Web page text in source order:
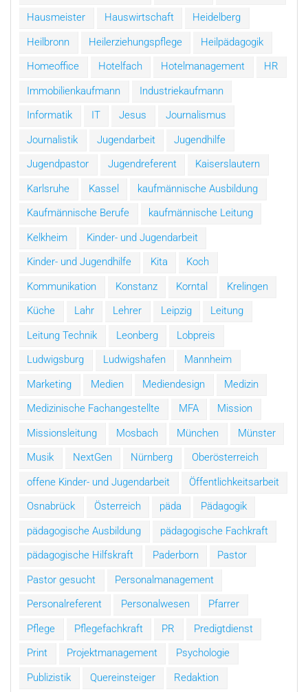
Hausmeister
Hauswirtschaft
Heidelberg
Heilbronn
Heilerziehungspflege
Heilpädagogik
Homeoffice
Hotelfach Hotelmanagement
HR
Immobilienkaufmann
Industriekaufmann
Informatik
IT Jesus
Journalismus
Journalistik
Jugendarbeit
Jugendhilfe
Jugendpastor
Jugendreferent
Kaiserslautern
Karlsruhe
Kassel
kaufmännische Ausbildung
Kaufmännische Berufe
kaufmännische Leitung
Kelkheim
Kinder- und Jugendarbeit
Kinder- und Jugendhilfe
Kita
Koch
Kommunikation
Konstanz Korntal
Krelingen
Küche
Lahr Lehrer Leipzig
Leitung
Leitung Technik
Leonberg
Lobpreis
Ludwigsburg
Ludwigshafen
Mannheim
Marketing
Medien Mediendesign
Medizin
Medizinische Fachangestellte
MFA
Mission
Missionsleitung
Mosbach München
Münster
Musik
NextGen Nürnberg
Oberösterreich
offene Kinder- und Jugendarbeit
Öffentlichkeitsarbeit
Osnabrück
Österreich päda
Pädagogik
pädagogische Ausbildung
pädagogische Fachkraft
pädagogische Hilfskraft
Paderborn
Pastor
Pastor gesucht
Personalmanagement
Personalreferent
Personalwesen
Pfarrer
Pflege
Pflegefachkraft PR
Predigtdienst
Print
Projektmanagement
Psychologie
Publizistik
Quereinsteiger Redaktion